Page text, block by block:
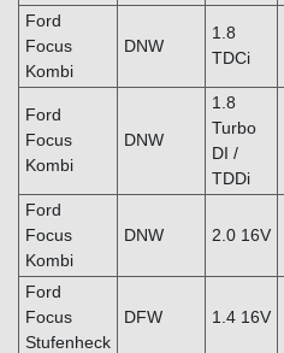
Ford
Focus
Kombi
DNW
1.8
TDCi
Ford
Focus
Kombi
DNW
1.8
Turbo
DI /
TDDi
Ford
Focus
Kombi
DNW 2.0 16V
Ford
Focus
Stufenheck
DFW 1.4 16V